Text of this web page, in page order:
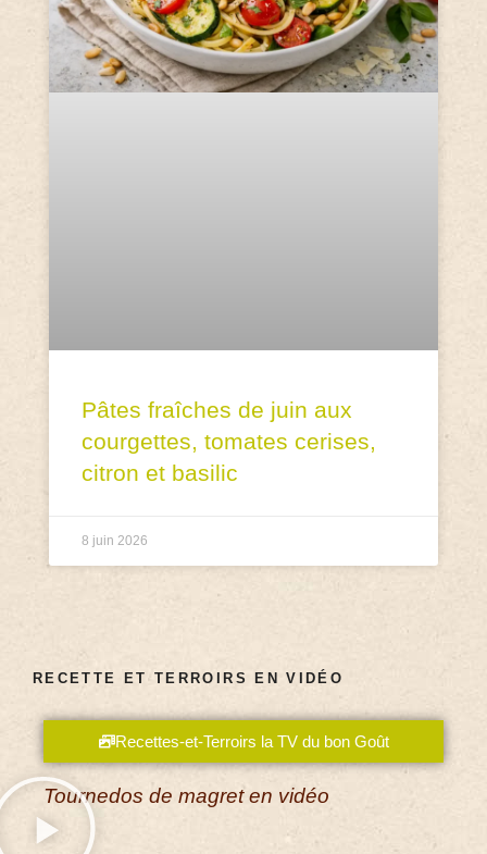
Pâtes fraîches de juin aux
courgettes, tomates cerises,
citron et basilic
8 juin 2026
RECETTE ET TERROIRS EN VIDÉO
Recettes-et-Terroirs la TV du bon Goût
Tournedos de magret en vidéo